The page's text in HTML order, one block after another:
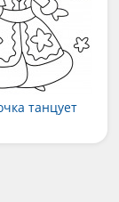
танцует